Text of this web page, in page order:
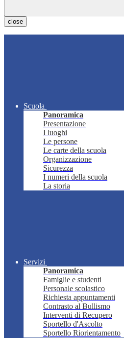
close
Scuola
Panoramica
Presentazione
I luoghi
Le persone
Le carte della scuola
Organizzazione
Sicurezza
I numeri della scuola
La storia
Servizi
Panoramica
Famiglie e studenti
Personale scolastico
Richiesta appuntamenti
Contrasto al Bullismo
Interventi di Recupero
Sportello d'Ascolto
Sportello Riorientamento